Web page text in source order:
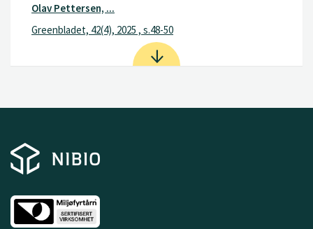
Olav Pettersen, ...
Greenbladet, 42(4), 2025 , s.48-50